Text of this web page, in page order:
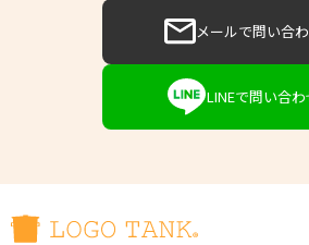
メールで問い合
LINEで問い合わ